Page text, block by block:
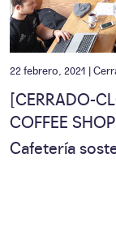
22 febrero, 2021 |
[CERRADO-
COFFEE SHOP
Cafetería